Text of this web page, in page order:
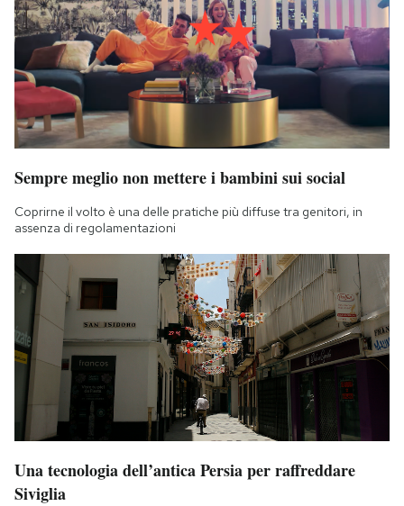
Sempre meglio non mettere i bambini sui social
Coprirne il volto è una delle pratiche più diffuse tra genitori, in
assenza di regolamentazioni
Una tecnologia dell’antica Persia per raffreddare
Siviglia